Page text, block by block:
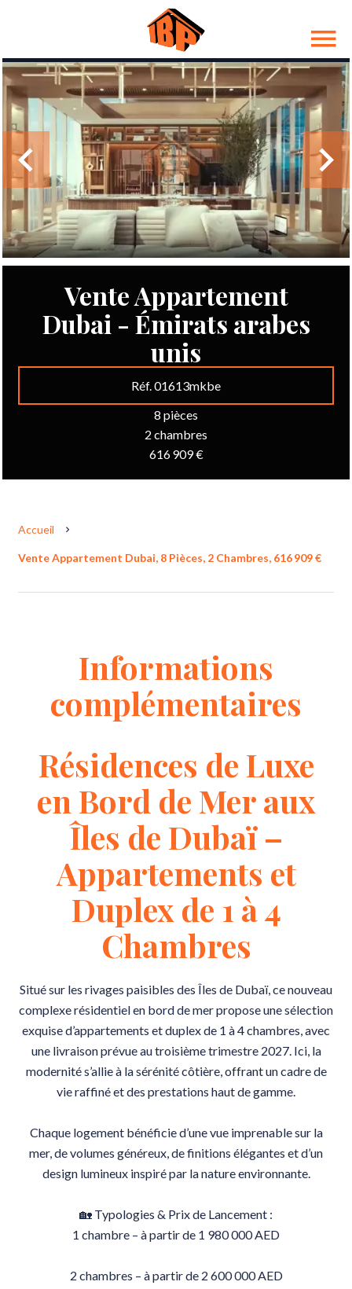
Vente Appartement
Dubai - Émirats arabes
unis
Réf. 01613mkbe
8 pièces
2 chambres
616 909 €
Accueil
Vente Appartement Dubai, 8 Pièces, 2 Chambres, 616 909 €
Informations
complémentaires
Résidences de Luxe
en Bord de Mer aux
Îles de Dubaï –
Appartements et
Duplex de 1 à 4
Chambres
Situé sur les rivages paisibles des Îles de Dubaï, ce nouveau
complexe résidentiel en bord de mer propose une sélection
exquise d’appartements et duplex de 1 à 4 chambres, avec
une livraison prévue au troisième trimestre 2027. Ici, la
modernité s’allie à la sérénité côtière, offrant un cadre de
vie raffiné et des prestations haut de gamme.
Chaque logement bénéficie d’une vue imprenable sur la
mer, de volumes généreux, de finitions élégantes et d’un
design lumineux inspiré par la nature environnante.
🏡 Typologies & Prix de Lancement :
1 chambre – à partir de 1 980 000 AED
2 chambres – à partir de 2 600 000 AED